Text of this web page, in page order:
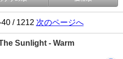
/ 1212 次のページへ
Sunlight - Warm